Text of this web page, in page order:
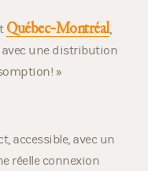
Québec-Montréal,
une distribution
»
accessible, avec un
réelle connexion